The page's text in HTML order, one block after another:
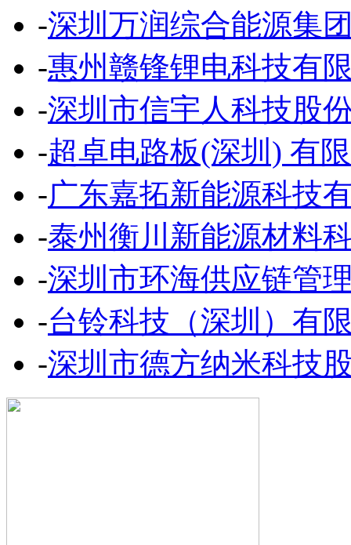
-深圳万润综合能源集
-惠州赣锋锂电科技有
-深圳市信宇人科技股
-超卓电路板(深圳) 有
-广东嘉拓新能源科技
-泰州衡川新能源材料
-深圳市环海供应链管
-台铃科技（深圳）有
-深圳市德方纳米科技